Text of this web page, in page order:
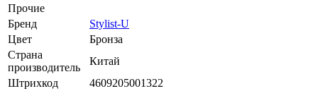
Прочие
Бренд
Stylist-U
Цвет
Бронза
Страна
производитель
Китай
Штрихкод
4609205001322